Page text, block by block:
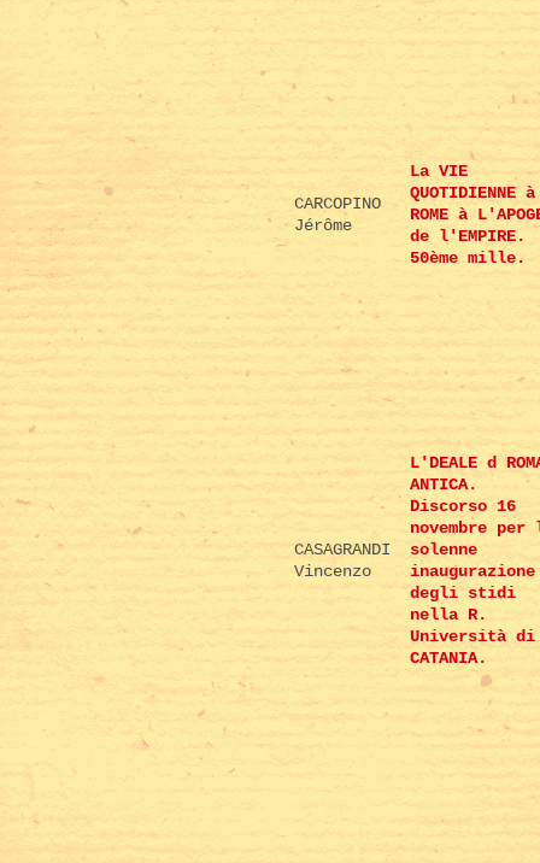
CARCOPINO
Jérôme
La VIE
QUOTIDIENNE à
ROME à
de l'EMPIRE.
50ème mille.
CASAGRANDI
Vincenzo
L'DEALE d
ANTICA.
Discorso 16
novembre per
solenne
inaugurazione
degli stidi
nella R.
Università di
CATANIA.